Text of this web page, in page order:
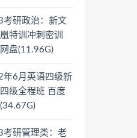
考研政治：新文
特训冲刺密训
盘(11.96G)
年6月英语四级新
级全程班 百度
考研管理类：老